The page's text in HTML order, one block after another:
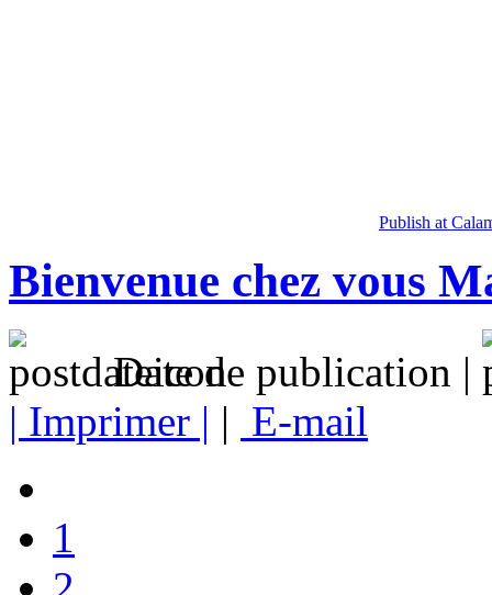
Publish at
Bienvenue chez vous
Date de publication |
| Imprimer | | E-mail
1